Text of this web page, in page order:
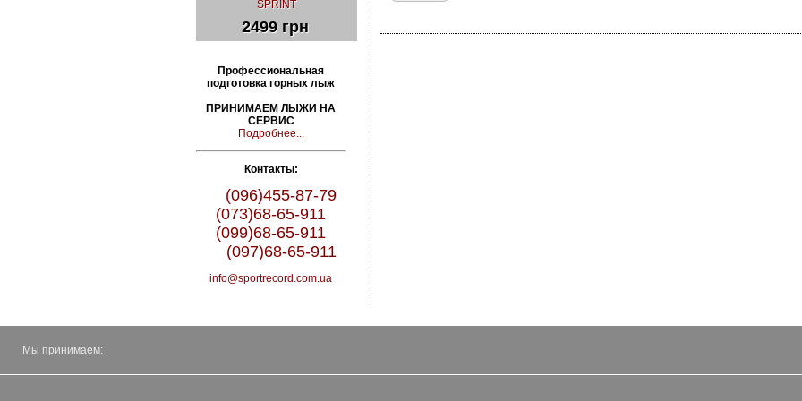
SPRINT
2499 грн
Профессиональная
подготовка горных лыж
ПРИНИМАЕМ ЛЫЖИ НА
СЕРВИС
Подробнее...
Контакты:
(096)455-87-79
(073)68-65-911
(099)68-65-911
(097)68-65-911
info@sportrecord.com.ua
Мы принимаем: